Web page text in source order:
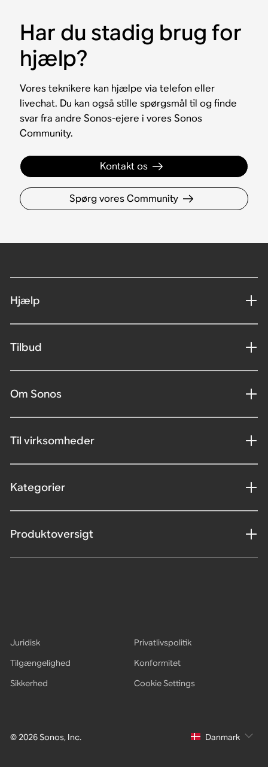
Har du stadig brug for
hjælp?
Vores teknikere kan hjælpe via telefon eller
livechat. Du kan også stille spørgsmål til og finde
svar fra andre Sonos-ejere i vores Sonos
Community.
Kontakt os
Spørg vores Community
Hjælp
Tilbud
Om Sonos
Til virksomheder
Kategorier
Produktoversigt
© 2026 Sonos, Inc.
Juridisk
Privatlivspolitik
Tilgængelighed
Konformitet
Sikkerhed
Cookie Settings
Danmark